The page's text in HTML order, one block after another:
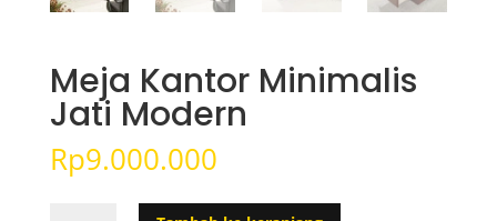
Meja Kantor Minimalis
Jati Modern
Rp9.000.000